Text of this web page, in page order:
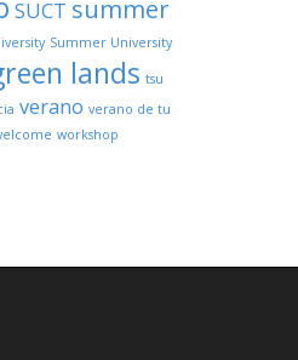
SUCT summer
Summer University
lands tsu
verano verano de tu
workshop